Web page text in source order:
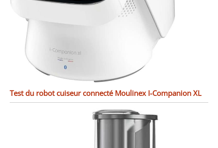
Test du robot cuiseur connecté Moulinex I-Companion XL